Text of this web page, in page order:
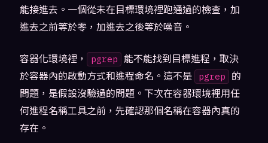
能接進去。一個從未在目標環境裡跑通過的檢查，加
進去之前等於零，加進去之後等於噪音。
容器化環境裡， pgrep
能不能找到目標進程，取決
於容器內的啟動方式和進程命名。這不是
pgrep
的
問題，是假設沒驗過的問題。下次在容器環境裡用任
何進程名稱工具之前，先確認那個名稱在容器內真的
存在。